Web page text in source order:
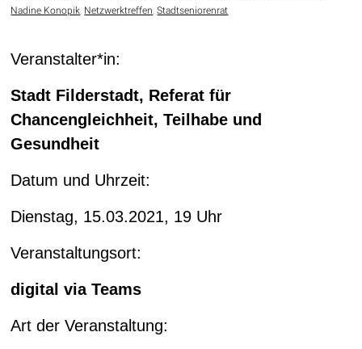
Nadine Konopik, Netzwerktreffen,Stadtseniorenrat
Veranstalter*in:
Stadt Filderstadt, Referat für
Chancengleichheit,Teilhabe und
Gesundheit
Datum und Uhrzeit:
Dienstag, 15.03.2021, 19 Uhr
Veranstaltungsort:
digital via Teams
Art der Veranstaltung: